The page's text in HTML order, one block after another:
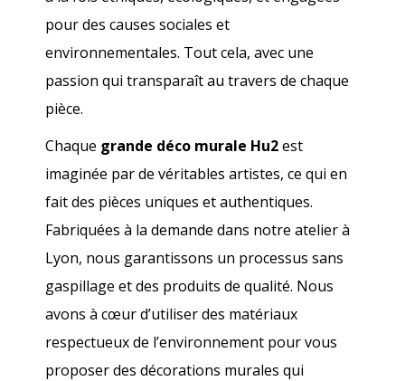
pour des causes sociales et
environnementales. Tout cela, avec une
passion qui transparaît au travers de chaque
pièce.
Chaque grande déco murale Hu2est
imaginée par de véritables artistes, ce qui en
fait des pièces uniques et authentiques.
Fabriquées à la demande dans notre atelier à
Lyon, nous garantissons un processus sans
gaspillage et des produits de qualité. Nous
avons à cœur d’utiliser des matériaux
respectueux de l’environnement pour vous
proposer des décorations murales qui